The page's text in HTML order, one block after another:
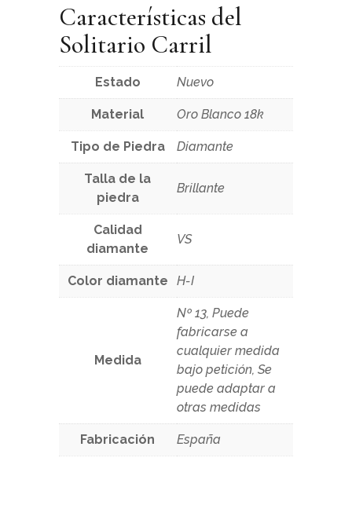
Características del
Solitario Carril
Estado Nuevo
Material Oro Blanco 18k
Tipo de Piedra Diamante
Talla de la
piedra
Brillante
Calidad
diamante
VS
Color diamante H-I
Medida
Nº 13, Puede
fabricarse a
cualquier medida
bajo petición, Se
puede adaptar a
otras medidas
Fabricación España